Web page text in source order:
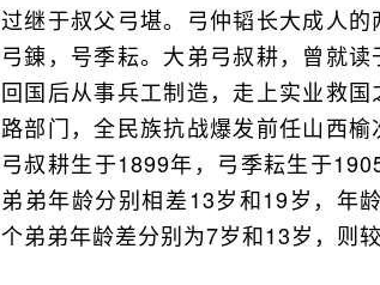
过继于叔父弓堪。弓仲韬长大成人
弓錬，号季耘。大弟弓叔耕，曾就读
回国后从事兵工制造，走上实业救
路部门，全民族抗战爆发前任山西榆
弓叔耕生于1899年，弓季耘生于
弟弟年龄分别相差13岁和19岁，年
个弟弟年龄差分别为7岁和13岁，则